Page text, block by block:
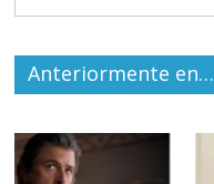
Anteriormente en…